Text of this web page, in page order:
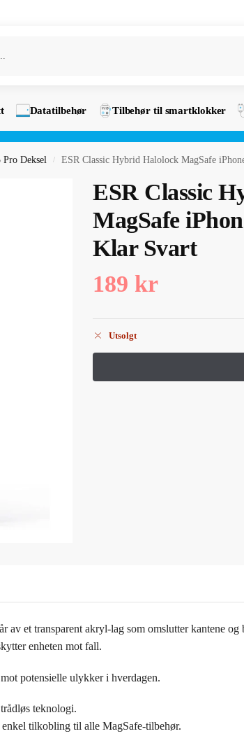
Datatilbehør Tilbehør til smartklokker
Pro Deksel / ESR Classic Hybrid Halolock MagSafe
ESR Classic
MagSafe
Klar Svart
189 kr
Utsolgt
et transparent akryl-lag som omslutter kantene og
enheten mot fall.
potensielle ulykker i hverdagen.
teknologi.
tilkobling til alle MagSafe-tilbehør.